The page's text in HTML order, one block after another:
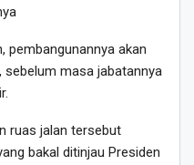
pembangunannya akan
masa jabatannya
ruas jalan tersebut
bakal ditinjau Presiden